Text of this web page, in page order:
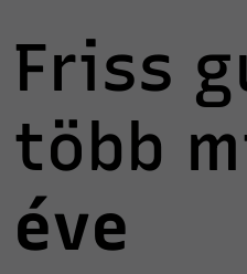
Friss
több
éve